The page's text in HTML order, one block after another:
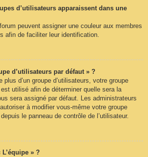
d’utilisateurs apparaissent dans une
peuvent assigner une couleur aux membres
afin de faciliter leur identification.
d’utilisateurs par défaut » ?
d’un groupe d’utilisateurs, votre groupe
utilisé afin de déterminer quelle sera la
sera assigné par défaut. Les administrateurs
à modifier vous-même votre groupe
le panneau de contrôle de l’utilisateur.
» ?